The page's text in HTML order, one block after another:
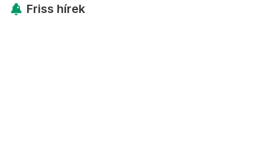
Friss hírek